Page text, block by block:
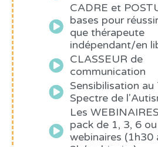
CADRE et
bases pour
que thérapeute
indépendant/en
CLASSEUR de
communication
Sensibilisation au
Spectre de
Les
pack de 1, 3, 6
webinaires (1h30